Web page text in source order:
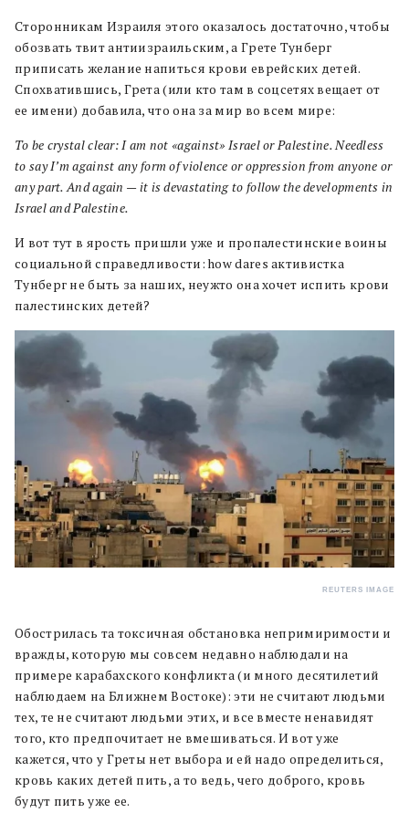
Сторонникам Израиля этого оказалось достаточно, чтобы
обозвать твит антиизраильским, а Грете Тунберг
приписать желание напиться крови еврейских детей.
Спохватившись, Грета (или кто там в соцсетях вещает от
ее имени) добавила, что она за мир во всем мире:
To be crystal clear: I am not «against» Israel or Palestine. Needless
to say I’m against any form of violence or oppression from anyone or
any part. And again — it is devastating to follow the developments in
Israel and Palestine.
И вот тут в ярость пришли уже и пропалестинские воины
социальной справедливости: how dares активистка
Тунберг не быть за наших, неужто она хочет испить крови
палестинских детей?
REUTERS IMAGE
Обострилась та токсичная обстановка непримиримости и
вражды, которую мы совсем недавно наблюдали на
примере карабахского конфликта (и много десятилетий
наблюдаем на Ближнем Востоке): эти не считают людьми
тех, те не считают людьми этих, и все вместе ненавидят
того, кто предпочитает не вмешиваться. И вот уже
кажется, что у Греты нет выбора и ей надо определиться,
кровь каких детей пить, а то ведь, чего доброго, кровь
будут пить уже ее.